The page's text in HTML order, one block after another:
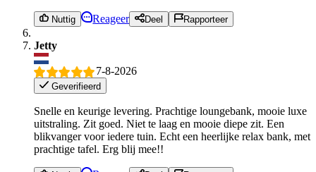
Nuttig Reageer Deel Rapporteer
Jetty
7-8-2026
Geverifieerd
Snelle en keurige levering. Prachtige loungebank, mooie luxe
uitstraling. Zit goed. Niet te laag en mooie diepe zit. Een
blikvanger voor iedere tuin. Echt een heerlijke relax bank, met
prachtige tafel. Erg blij mee!!